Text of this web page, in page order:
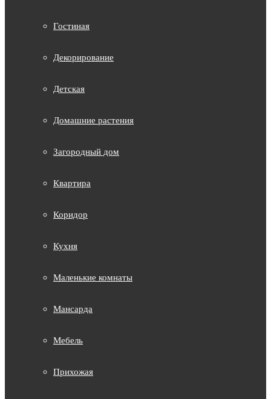
Гостиная
Декорирование
Детская
Домашние растения
Загородный дом
Квартира
Коридор
Кухня
Маленькие комнаты
Мансарда
Мебель
Прихожая